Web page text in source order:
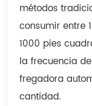
métodos
consumir entre
1000 pies
la frecuencia
fregadora
cantidad.